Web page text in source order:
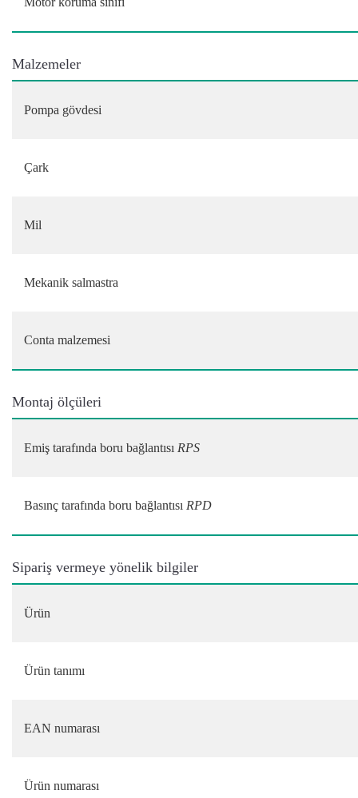
Malzemeler
Pompa gövdesi
Çark
Mil
Mekanik salmastra
Conta malzemesi
Montaj ölçüleri
Emiş tarafında boru bağlantısı RPS
Basınç tarafında boru bağlantısı RPD
Sipariş vermeye yönelik bilgiler
Ürün
Ürün tanımı
EAN numarası
Ürün numarası